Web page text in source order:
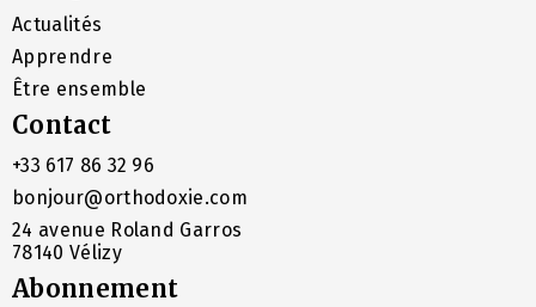
Actualités
Apprendre
Être ensemble
Contact
+33 617 86 32 96
bonjour@orthodoxie.com
24 avenue Roland Garros
78140 Vélizy
Abonnement